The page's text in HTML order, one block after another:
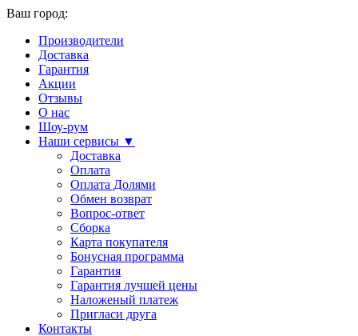
Ваш город:
Производители
Доставка
Гарантия
Акции
Отзывы
О нас
Шоу-рум
Наши сервисы ▼
Доставка
Оплата
Оплата Долями
Обмен возврат
Вопрос-ответ
Сборка
Карта покупателя
Бонусная программа
Гарантия
Гарантия лучшей цены
Наложеный платеж
Пригласи друга
Контакты